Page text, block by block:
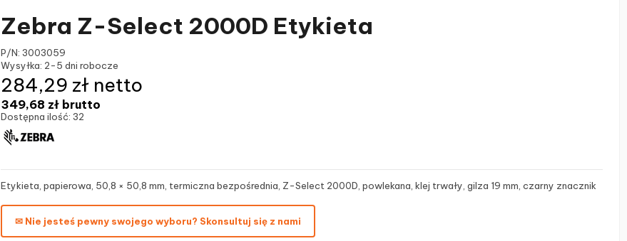
Zebra Z-Select 2000D Etykieta
P/N: 3003059
Wysyłka: 2-5 dni robocze
349,68 zł brutto
284,29 zł netto
Dostępna ilość: 32
Etykieta, papierowa, 50,8 × 50,8 mm, termiczna bezpośrednia, Z-Select 2000D, powlekana, klej trwały, gilza 19 mm, czarny znacznik
✉ Nie jesteś pewny swojego wyboru? Skonsultuj się z nami